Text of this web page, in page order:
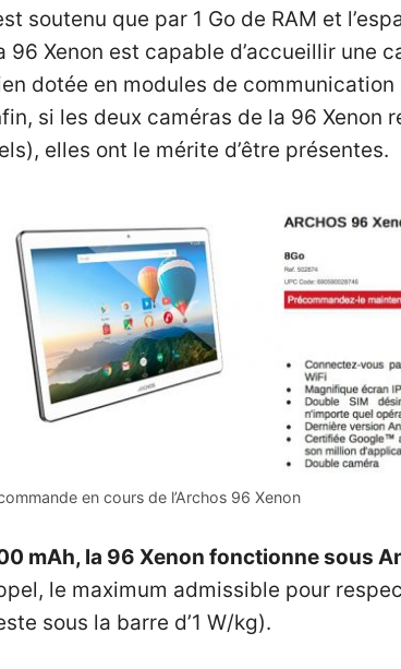
soutenu que par 1 Go de RAM et
Xenon est capable d’accueillir une
dotée en modules de
si les deux caméras de la 96
elles ont le mérite d’être présentes.
en cours de l’Archos 96 Xenon
mAh, la 96 Xenon fonctionne sous
le maximum admissible pour
sous la barre d’1 W/kg).